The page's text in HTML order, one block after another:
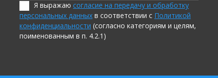
Я выражаю согласие на передачу и обработку
персональных данных в соответствии с Политикой
конфиденциальности (согласно категориям и целям,
поименованным в п. 4.2.1)